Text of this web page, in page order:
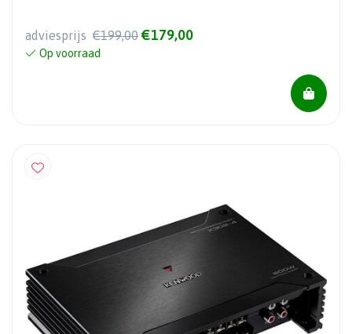
adviesprijs €199,00 €179,00
Op voorraad